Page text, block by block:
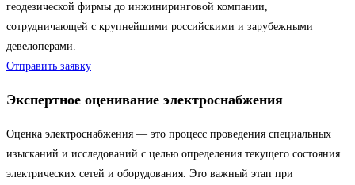
геодезической фирмы до инжиниринговой компании,
сотрудничающей с крупнейшими российскими и зарубежными
девелоперами.
Отправить заявку
Экспертное оценивание электроснабжения
Оценка электроснабжения — это процесс проведения специальных
изысканий и исследований с целью определения текущего состояния
электрических сетей и оборудования. Это важный этап при